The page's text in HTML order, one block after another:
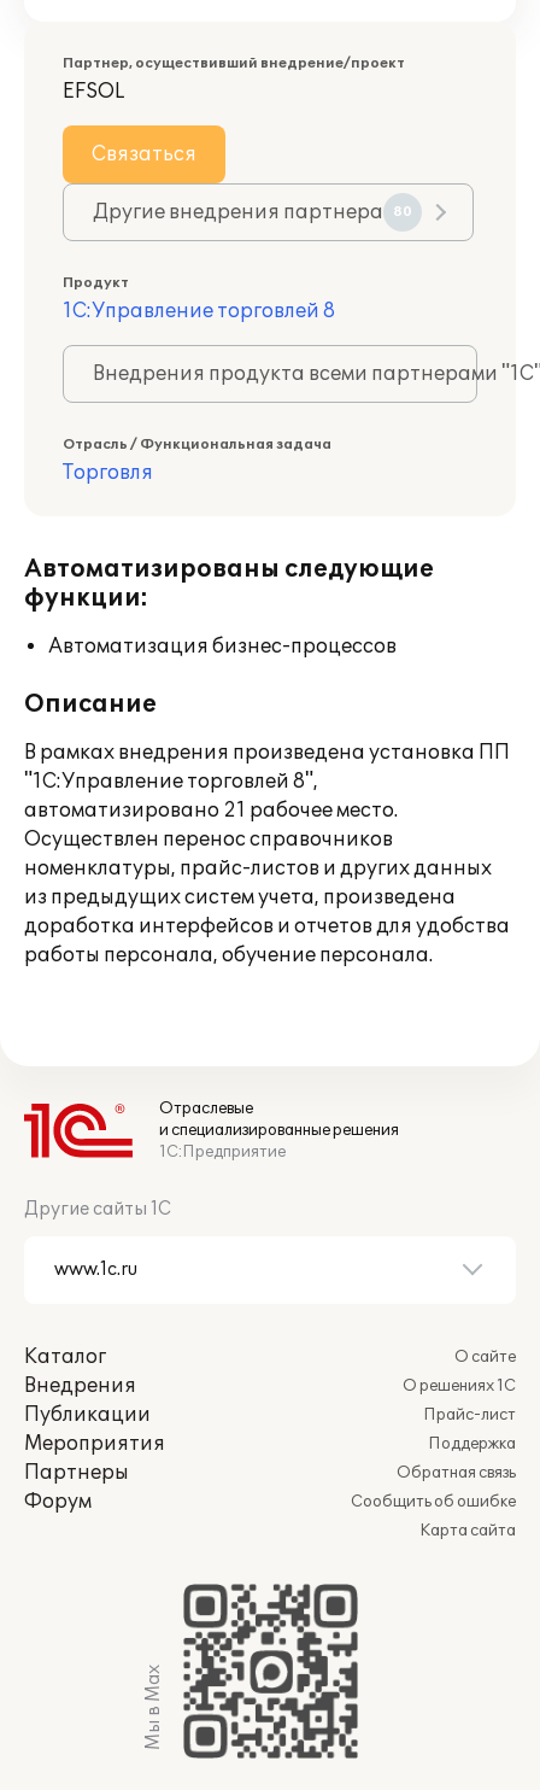
Партнер, осуществивший внедрение/проект
EFSOL
Связаться
Другие внедрения партнера 80
Продукт
1С:Управление торговлей 8
Внедрения продукта всеми партнерами
Отрасль / Функциональная задача
Торговля
Автоматизированы следующие
функции:
Автоматизация бизнес-процессов
Описание
В рамках внедрения произведена установка ПП
"1С:Управление торговлей 8",
автоматизировано 21 рабочее место.
Осуществлен перенос справочников
номенклатуры, прайс-листов и других данных
из предыдущих систем учета, произведена
доработка интерфейсов и отчетов для удобства
работы персонала, обучение персонала.
Отраслевые
и специализированные решения
1С:Предприятие
Другие сайты 1С
Каталог
Внедрения
Публикации
Мероприятия
Партнеры
Форум
О сайте
О решениях 1С
Прайс-лист
Поддержка
Обратная связь
Сообщить об ошибке
Карта сайта
Мы в Max